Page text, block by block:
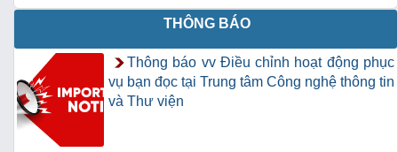
THÔNG BÁO
Thông báo vv Điều chỉnh hoạt động phục
vụ bạn đọc tại Trung tâm Công nghệ thông tin
và Thư viện